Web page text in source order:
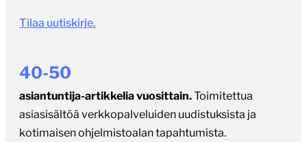
Tilaa uutiskirje.
40-50
asiantuntija-artikkelia vuosittain.Toimitettua
asiasisältöä verkkopalveluiden uudistuksista ja
kotimaisen ohjelmistoalan tapahtumista.